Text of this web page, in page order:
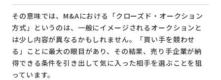
その意味では、M&Aにおける「クローズド・オークション
方式」というのは、一般にイメージされるオークションと
は少し内容が異なるかもしれません。「買い手を競わせ
る」ことに最大の眼目があり、その結果、売り手企業が納
得できる条件を引き出して気に入った相手を選ぶことを狙
っています。